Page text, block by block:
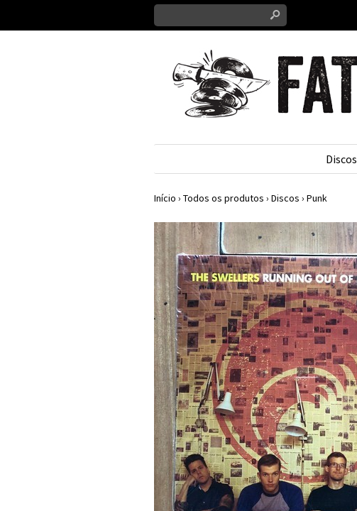
s
Discos
Início › Todos os produtos › Discos › Punk